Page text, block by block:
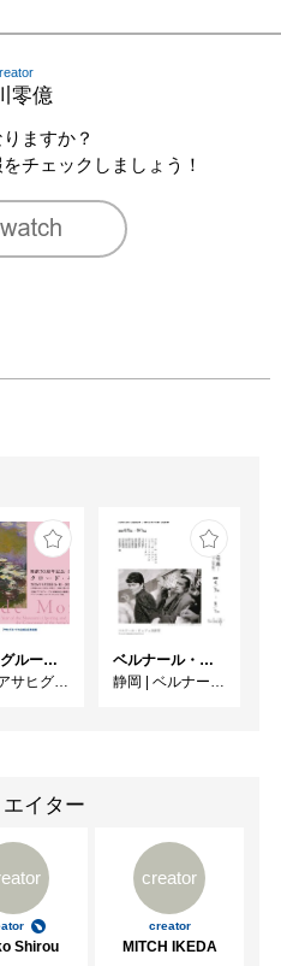
零億
ますか？
チェックしましょう！
アサヒグループ大山崎山荘美術館 開館30周年記念展「没後100年 クロード・モネ」
ヒグループ大山崎山荘美術館
ベルナール・ビュフェと写真 ーカメラがとらえたビュフェとその時代、そして21 世紀へ
静岡 | ベルナール・ビュフェ美術館
イター
Shirou
creator
creator
MITCH IKEDA